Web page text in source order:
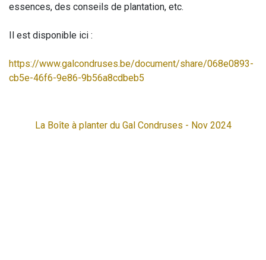
essences, des conseils de plantation, etc.
Il est disponible ici :
https://www.galcondruses.be/document/share/068e0893-
cb5e-46f6-9e86-9b56a8cdbeb5
La Boîte à planter du Gal Condruses - Nov 2024